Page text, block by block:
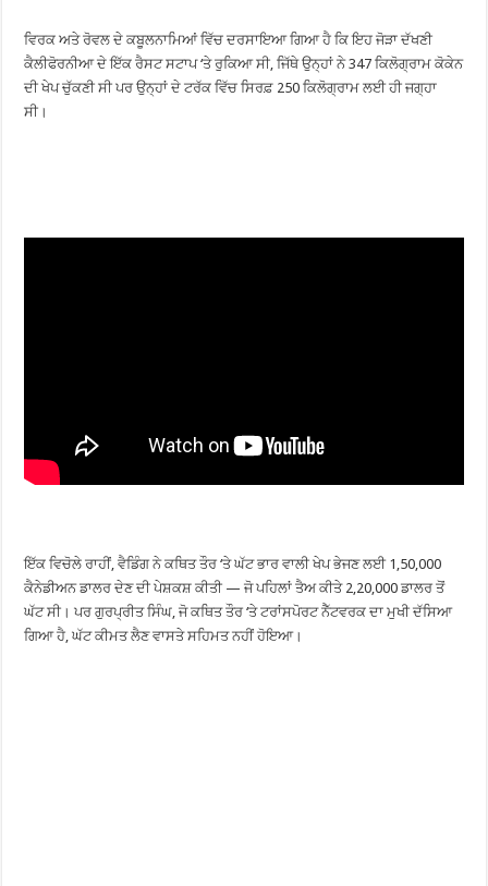
ਵਿਰਕ ਅਤੇ ਰੋਵਲ ਦੇ ਕਬੂਲਨਾਮਿਆਂ ਵਿੱਚ ਦਰਸਾਇਆ ਗਿਆ ਹੈ ਕਿ ਇਹ ਜੋੜਾ ਦੱਖਣੀ
ਕੈਲੀਫੋਰਨੀਆ ਦੇ ਇੱਕ ਰੈਸਟ ਸਟਾਪ ‘ਤੇ ਰੁਕਿਆ ਸੀ, ਜਿੱਥੇ ਉਨ੍ਹਾਂ ਨੇ 347 ਕਿਲੋਗ੍ਰਾਮ ਕੋਕੇਨ
ਦੀ ਖੇਪ ਚੁੱਕਣੀ ਸੀ ਪਰ ਉਨ੍ਹਾਂ ਦੇ ਟਰੱਕ ਵਿੱਚ ਸਿਰਫ਼ 250 ਕਿਲੋਗ੍ਰਾਮ ਲਈ ਹੀ ਜਗ੍ਹਾ
ਸੀ।
ਇੱਕ ਵਿਚੋਲੇ ਰਾਹੀਂ, ਵੈਡਿੰਗ ਨੇ ਕਥਿਤ ਤੌਰ ‘ਤੇ ਘੱਟ ਭਾਰ ਵਾਲੀ ਖੇਪ ਭੇਜਣ ਲਈ 1,50,000
ਕੈਨੇਡੀਅਨ ਡਾਲਰ ਦੇਣ ਦੀ ਪੇਸ਼ਕਸ਼ ਕੀਤੀ — ਜੋ ਪਹਿਲਾਂ ਤੈਅ ਕੀਤੇ 2,20,000 ਡਾਲਰ ਤੋਂ
ਘੱਟ ਸੀ। ਪਰ ਗੁਰਪ੍ਰੀਤ ਸਿੰਘ, ਜੋ ਕਥਿਤ ਤੌਰ ‘ਤੇ ਟਰਾਂਸਪੋਰਟ ਨੈੱਟਵਰਕ ਦਾ ਮੁਖੀ ਦੱਸਿਆ
ਗਿਆ ਹੈ, ਘੱਟ ਕੀਮਤ ਲੈਣ ਵਾਸਤੇ ਸਹਿਮਤ ਨਹੀਂ ਹੋਇਆ।